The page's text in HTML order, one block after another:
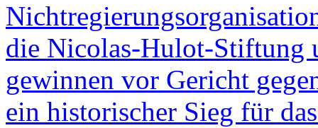
die Nicolas-Hulot-Stiftung
gewinnen vor Gericht
ein historischer Sieg für